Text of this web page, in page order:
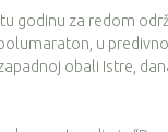
godinu za redom
u
obali Istre,